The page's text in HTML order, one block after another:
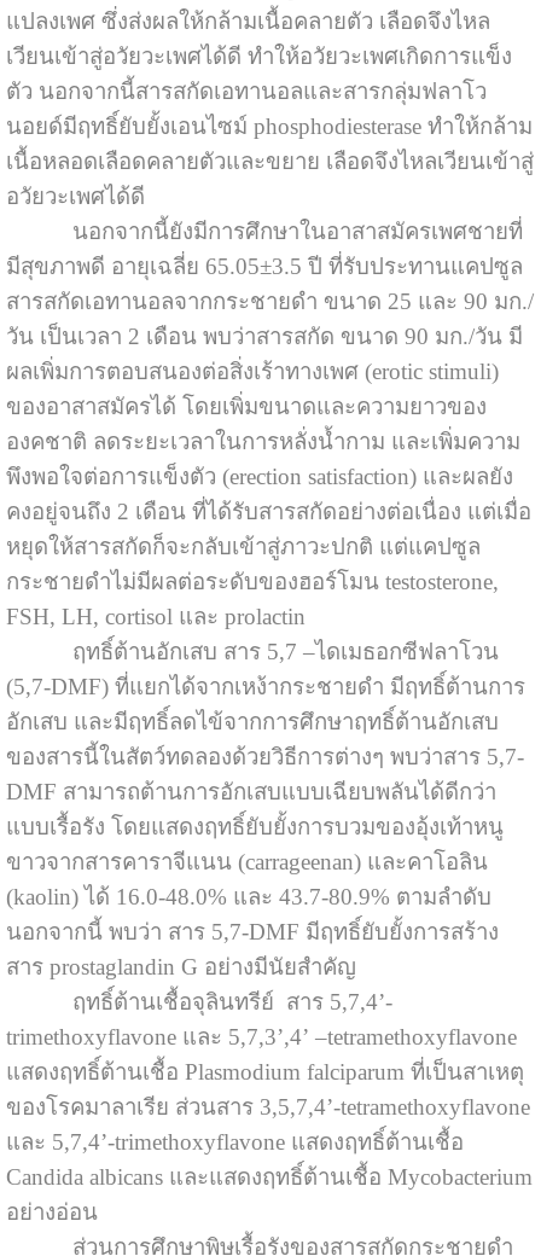
แปลงเพศ ซึ่งส่งผลให้กล้ามเนื้อคลายตัว เลือดจึงไหล
เวียนเข้าสู่อวัยวะเพศได้ดี ทำให้อวัยวะเพศเกิดการแข็ง
ตัว นอกจากนี้สารสกัดเอทานอลและสารกลุ่มฟลาโว
นอยด์มีฤทธิ์ยับยั้งเอนไซม์ phosphodiesterase ทำให้กล้าม
เนื้อหลอดเลือดคลายตัวและขยาย เลือดจึงไหลเวียนเข้าสู่
อวัยวะเพศได้ดี
นอกจากนี้ยังมีการศึกษาในอาสาสมัครเพศชายที่
มีสุขภาพดี อายุเฉลี่ย 65.05±3.5 ปี ที่รับประทานแคปซูล
สารสกัดเอทานอลจากกระชายดำ ขนาด 25 และ 90 มก./
วัน เป็นเวลา 2 เดือน พบว่าสารสกัด ขนาด 90 มก./วัน มี
ผลเพิ่มการตอบสนองต่อสิ่งเร้าทางเพศ (erotic stimuli)
ของอาสาสมัครได้ โดยเพิ่มขนาดและความยาวของ
องคชาติ ลดระยะเวลาในการหลั่งน้ำกาม และเพิ่มความ
พึงพอใจต่อการแข็งตัว (erection satisfaction) และผลยัง
คงอยู่จนถึง 2 เดือน ที่ได้รับสารสกัดอย่างต่อเนื่อง แต่เมื่อ
หยุดให้สารสกัดก็จะกลับเข้าสู่ภาวะปกติ แต่แคปซูล
กระชายดำไม่มีผลต่อระดับของฮอร์โมน testosterone,
FSH, LH, cortisol และ prolactin
ฤทธิ์ต้านอักเสบ สาร 5,7 –ไดเมธอกซีฟลาโวน
(5,7-DMF) ที่แยกได้จากเหง้ากระชายดำ มีฤทธิ์ต้านการ
อักเสบ และมีฤทธิ์ลดไข้จากการศึกษาฤทธิ์ต้านอักเสบ
ของสารนี้ในสัตว์ทดลองด้วยวิธีการต่างๆ พบว่าสาร 5,7-
DMF สามารถต้านการอักเสบแบบเฉียบพลันได้ดีกว่า
แบบเรื้อรัง โดยแสดงฤทธิ์ยับยั้งการบวมของอุ้งเท้าหนู
ขาวจากสารคาราจีแนน (carrageenan) และคาโอลิน
(kaolin) ได้ 16.0-48.0% และ 43.7-80.9% ตามลำดับ
นอกจากนี้ พบว่า สาร 5,7-DMF มีฤทธิ์ยับยั้งการสร้าง
สาร prostaglandin G อย่างมีนัยสำคัญ
ฤทธิ์ต้านเชื้อจุลินทรีย์ สาร 5,7,4’-
trimethoxyflavone และ 5,7,3’,4’ –tetramethoxyflavone
แสดงฤทธิ์ต้านเชื้อ Plasmodium falciparum ที่เป็นสาเหตุ
ของโรคมาลาเรีย ส่วนสาร 3,5,7,4’-tetramethoxyflavone
และ 5,7,4’-trimethoxyflavone แสดงฤทธิ์ต้านเชื้อ
Candida albicans และแสดงฤทธิ์ต้านเชื้อ Mycobacterium
อย่างอ่อน
ส่วนการศึกษาพิษเรื้อรังของสารสกัดกระชายดำ